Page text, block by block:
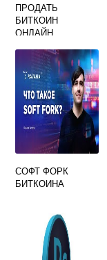
ПРОДАТЬ
БИТКОИН
ОНЛАЙН
СОФТ ФОРК
БИТКОИНА